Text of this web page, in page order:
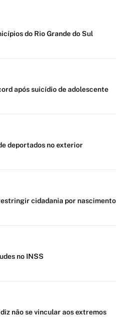
do Rio Grande do Sul
após suicídio de adolescente
deportados no exterior
cidadania por nascimento
no INSS
não se vincular aos extremos